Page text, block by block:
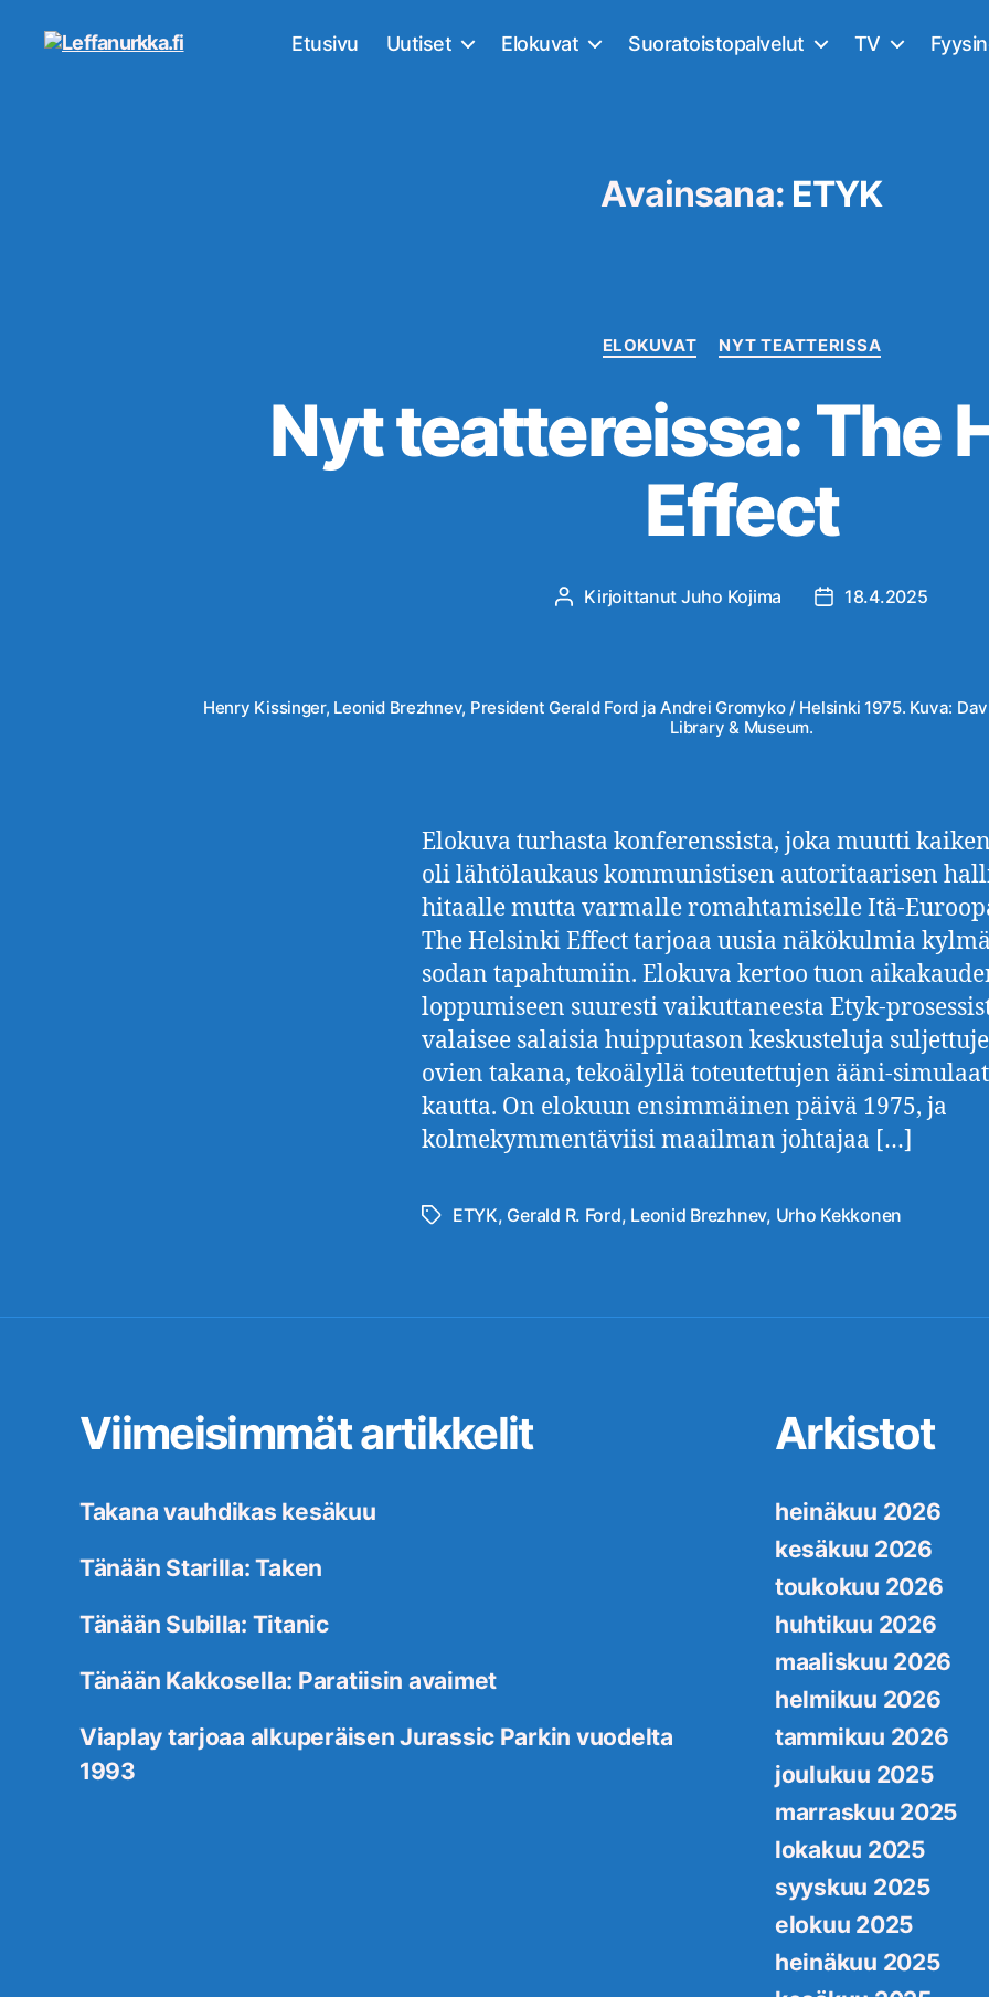
Etusivu Uutiset Elokuvat Suoratoistopalvelut TV
Avainsana: ETYK
Kategoriat
ELOKUVAT NYT TEATTERISSA
Nyt teattereissa: The
Effect
Kirjoittaja
Kirjoittanut Juho Kojima Julkaisupäivämäärä
18.4.2025
Henry Kissinger, Leonid Brezhnev, President Gerald Ford ja Andrei Gromyko / Helsinki 1975. Kuva:
Library & Museum.
Elokuva turhasta konferenssista, joka muutti
oli lähtölaukaus kommunistisen autoritaarisen
hitaalle mutta varmalle romahtamiselle Itä-
The Helsinki Effect tarjoaa uusia näkökulmia
sodan tapahtumiin. Elokuva kertoo tuon
loppumiseen suuresti vaikuttaneesta Etyk-
valaisee salaisia huipputason keskusteluja
ovien takana, tekoälyllä toteutettujen ääni-
kautta. On elokuun ensimmäinen päivä 1975, ja
kolmekymmentäviisi maailman johtajaa […]
Avainsanat
ETYK, Gerald R. Ford, Leonid Brezhnev, Urho Kekkonen
Viimeisimmät artikkelit
Takana vauhdikas kesäkuu
Tänään Starilla: Taken
Tänään Subilla: Titanic
Tänään Kakkosella: Paratiisin avaimet
Viaplay tarjoaa alkuperäisen Jurassic Parkin vuodelta
1993
Arkistot
heinäkuu 2026
kesäkuu 2026
toukokuu 2026
huhtikuu 2026
maaliskuu 2026
helmikuu 2026
tammikuu 2026
joulukuu 2025
marraskuu 2025
lokakuu 2025
syyskuu 2025
elokuu 2025
heinäkuu 2025